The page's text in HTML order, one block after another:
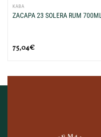
ΚΑΒΑ
ZACAPA 23 SOLERA RUM 700ML
75,04€